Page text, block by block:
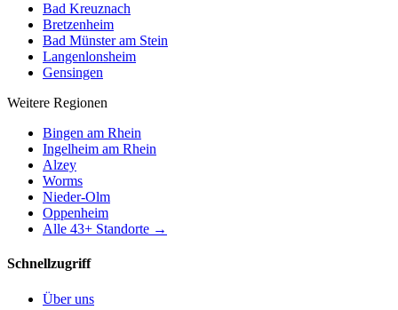
Bad Kreuznach
Bretzenheim
Bad Münster am Stein
Langenlonsheim
Gensingen
Weitere Regionen
Bingen am Rhein
Ingelheim am Rhein
Alzey
Worms
Nieder-Olm
Oppenheim
Alle 43+ Standorte →
Schnellzugriff
Über uns